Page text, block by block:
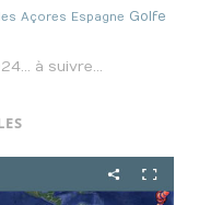
Açores Espagne Golfe
à suivre…